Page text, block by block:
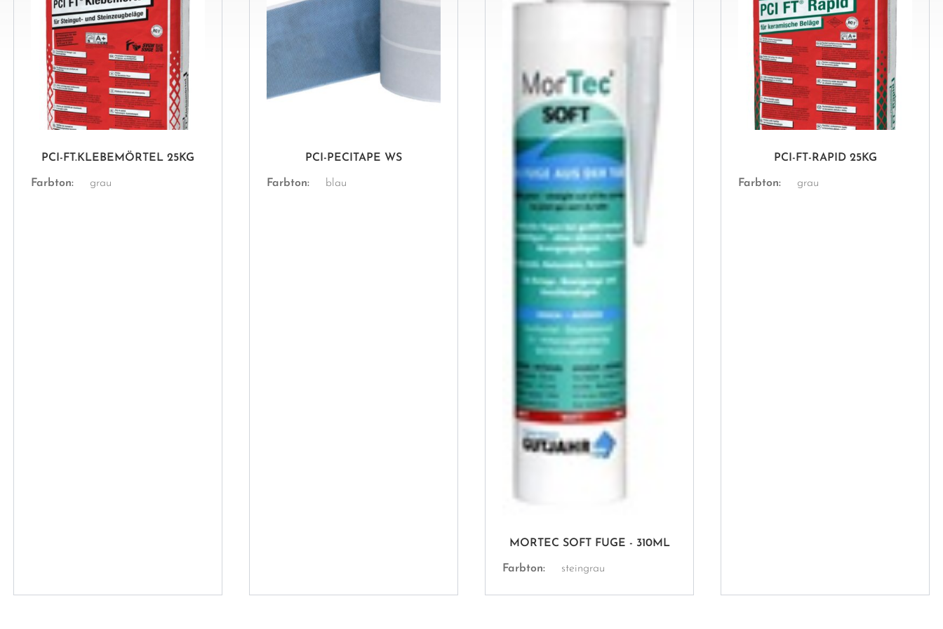
PCI-FT.KLEBEMÖRTEL 25KG
Farbton: grau
PCI-PECITAPE WS
Farbton: blau
MORTEC SOFT FUGE - 310ML
Farbton: steingrau
PCI-FT-RAPID 25KG
Farbton: grau